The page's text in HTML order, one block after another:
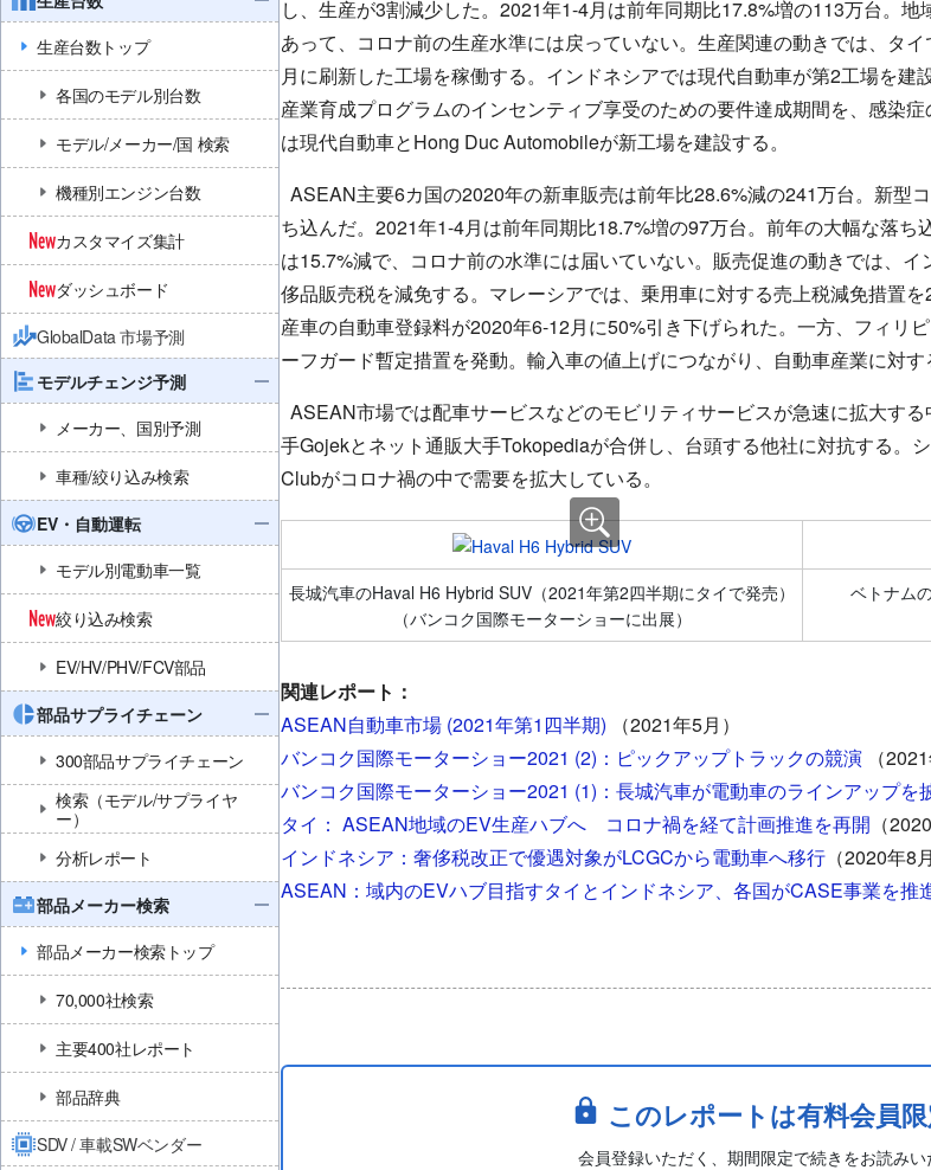
生産台数トップ
各国のモデル別台数
モデル/メーカー/国 検索
機種別エンジン台数
カスタマイズ集計
ダッシュボード
GlobalData 市場予測
モデルチェンジ予測
メーカー、国別予測
車種/絞り込み検索
EV・自動運転
モデル別電動車一覧
絞り込み検索
EV/HV/PHV/FCV部品
部品サプライチェーン
300部品サプライチェーン
検索（モデル/サプライヤ
ー）
分析レポート
部品メーカー検索
部品メーカー検索トップ
70,000社検索
主要400社レポート
部品辞典
SDV / 車載SWベンダー
し、生産が3割減少した。2021年1-4月は前年同期比17.8%増の113万台。
あって、コロナ前の生産水準には戻っていない。生産関連の動きでは、タ
月に刷新した工場を稼働する。インドネシアでは現代自動車が第2工場を
産業育成プログラムのインセンティブ享受のための要件達成期間を、感染
は現代自動車とHong Duc Automobileが新工場を建設する。
ASEAN主要6カ国の2020年の新車販売は前年比28.6%減の241万台。新型
ち込んだ。2021年1-4月は前年同期比18.7%増の97万台。前年の大幅な落
は15.7%減で、コロナ前の水準には届いていない。販売促進の動きでは、
侈品販売税を減免する。マレーシアでは、乗用車に対する売上税減免措置
産車の自動車登録料が2020年6-12月に50%引き下げられた。一方、フィリ
ーフガード暫定措置を発動。輸入車の値上げにつながり、自動車産業に対す
ASEAN市場では配車サービスなどのモビリティサービスが急速に拡大す
手Gojekとネット通販大手Tokopediaが合併し、台頭する他社に対抗する。
Clubがコロナ禍の中で需要を拡大している。
長城汽車のHaval H6 Hybrid SUV（2021年第2四半期にタイで発売）
（バンコク国際モーターショーに出展）
ベトナム
関連レポート：
ASEAN自動車市場 (2021年第1四半期)
（2021年5月）
バンコク国際モーターショー2021 (2)：ピックアップトラックの競演 （
バンコク国際モーターショー2021 (1)：長城汽車が電動車のラインアップを
タイ： ASEAN地域のEV生産ハブへ コロナ禍を経て計画推進を再開 （
インドネシア：奢侈税改正で優遇対象がLCGCから電動車へ移行 （2020年8
ASEAN：域内のEVハブ目指すタイとインドネシア、各国がCASE事業を推
このレポートは有料会員限
会員登録いただく、期間限定で続きをお読みい